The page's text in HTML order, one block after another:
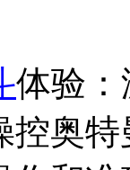
体验
控奥